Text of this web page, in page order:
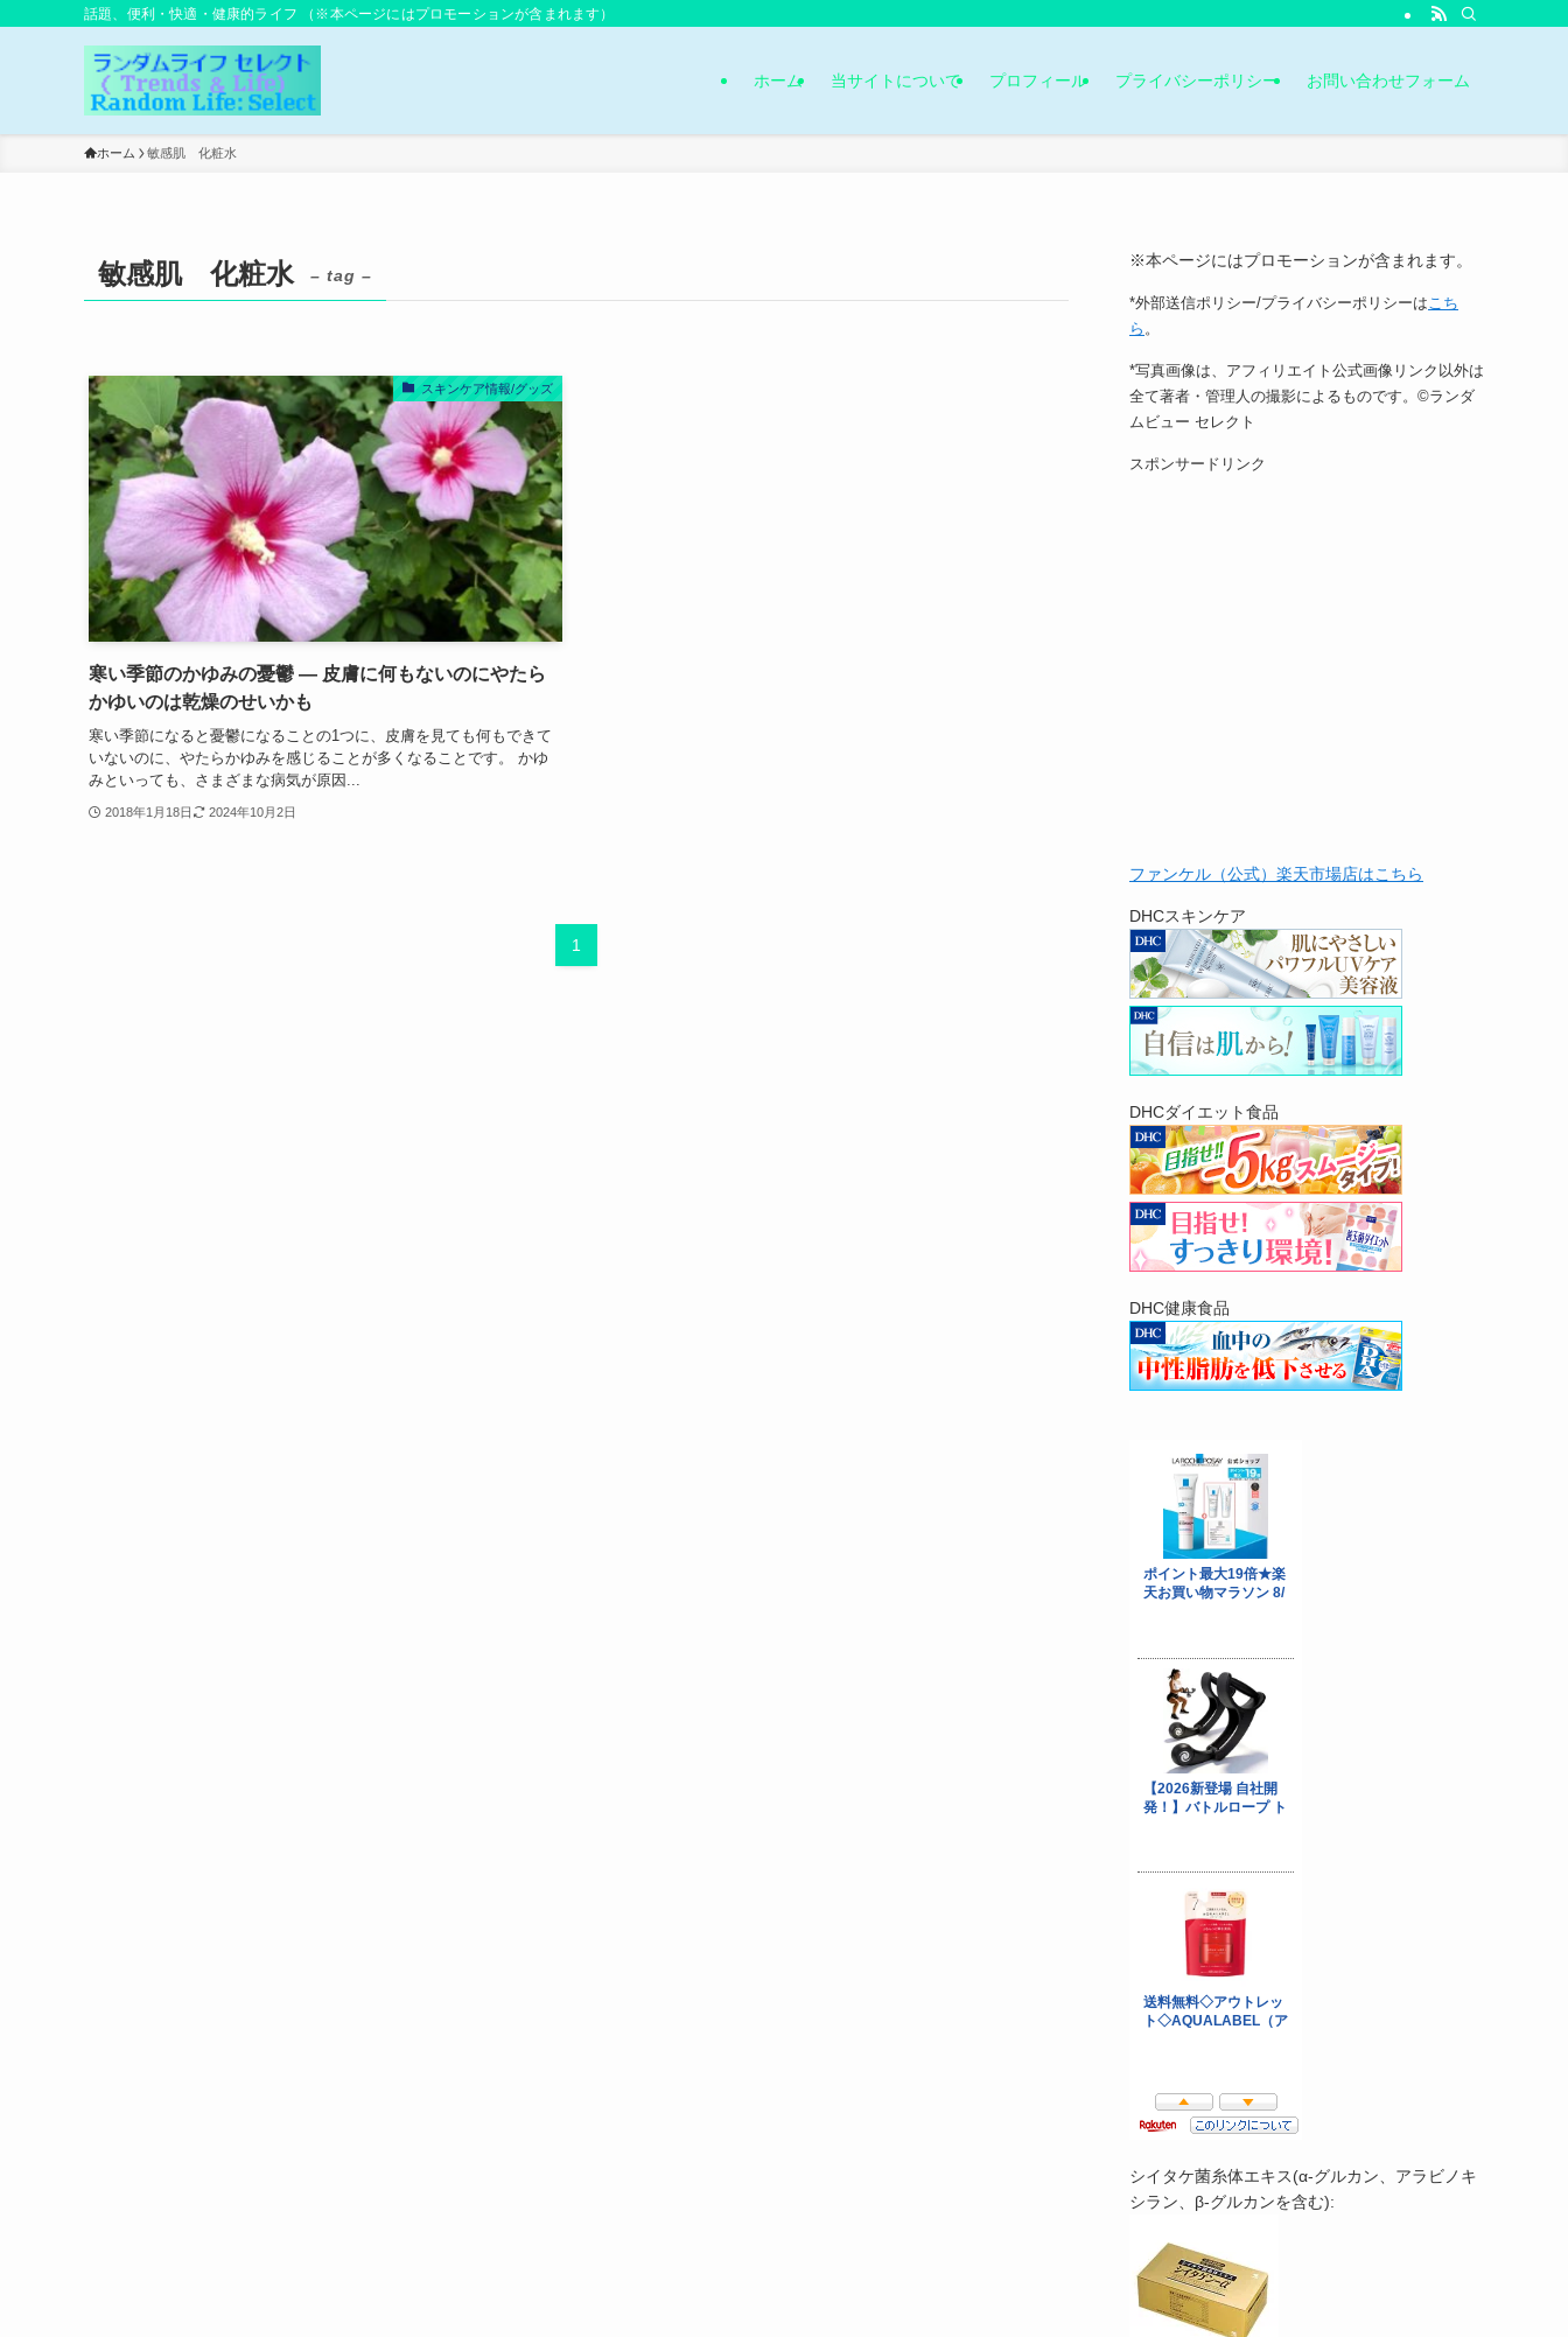
話題、便利・快適・健康的ライフ （※本ページにはプロモーションが含まれます）
ホーム 当サイトについて プロフィール プライバシーポリシー お問い合わせフォーム
ホーム 敏感肌 化粧水
敏感肌 化粧水 – tag –
スキンケア情報/グッズ
寒い季節のかゆみの憂鬱 ― 皮膚に何もないのにやたら
かゆいのは乾燥のせいかも
寒い季節になると憂鬱になることの1つに、皮膚を見ても何もできて
いないのに、やたらかゆみを感じることが多くなることです。 かゆ
みといっても、さまざまな病気が原因...
2018年1月18日 2024年10月2日
1
※本ページにはプロモーションが含まれます。
*外部送信ポリシー/プライバシーポリシーはこち
ら 。
*写真画像は、アフィリエイト公式画像リンク以外は
全て著者・管理人の撮影によるものです。©ランダ
ムビュー セレクト
スポンサードリンク
ファンケル（公式）楽天市場店はこちら
DHCスキンケア
DHCダイエット食品
DHC健康食品
シイタケ菌糸体エキス(α-グルカン、アラビノキ
シラン、β-グルカンを含む):